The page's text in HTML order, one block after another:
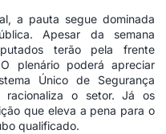
a pauta segue dominada
Apesar da semana
terão pela frente
plenário poderá apreciar
Único de Segurança
racionaliza o setor. Já os
que eleva a pena para o
qualificado.